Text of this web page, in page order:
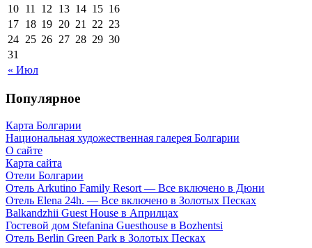
« Июл
10 11 12 13 14 15 16
17 18 19 20 21 22 23
24 25 26 27 28 29 30
31
Популярное
Карта Болгарии
Национальная художественная галерея Болгарии
О сайте
Карта сайта
Отели Болгарии
Отель Arkutino Family Resort — Все включено в Дюни
Отель Elena 24h. — Все включено в Золотых Песках
Balkandzhii Guest House в Априлцах
Гостевой дом Stefanina Guesthouse в Bozhentsi
Отель Berlin Green Park в Золотых Песках